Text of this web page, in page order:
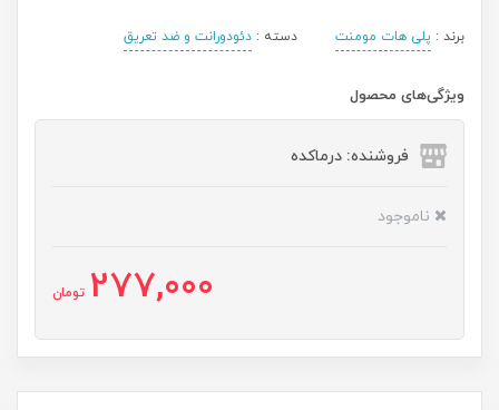
برند : پلی هات مومنت دسته : دئودورانت و ضد تعریق
ویژگی‌های محصول
فروشنده: درماکده
ناموجود
277,000 تومان